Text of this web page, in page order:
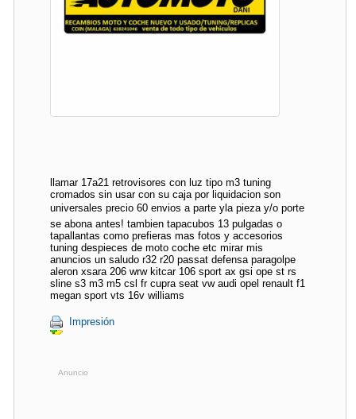
llamar 17a21 retrovisores con luz tipo m3 tuning
cromados sin usar con su caja por liquidacion son
universales precio 60 envios a parte yla pieza y/o porte
se abona antes! tambien tapacubos 13 pulgadas o
tapallantas como prefieras mas fotos y accesorios
tuning despieces de moto coche etc mirar mis
anuncios un saludo r32 r20 passat defensa paragolpe
aleron xsara 206 wrw kitcar 106 sport ax gsi ope st rs
sline s3 m3 m5 csl fr cupra seat vw audi opel renault f1
megan sport vts 16v williams
Impresión
Anuncio